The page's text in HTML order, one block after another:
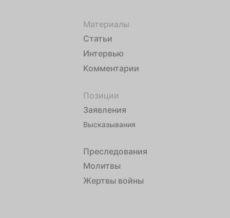
Материалы
Статьи
Интервью
Комментарии
Позиции
Заявления
Высказывания
Преследования
Молитвы
Жертвы войны